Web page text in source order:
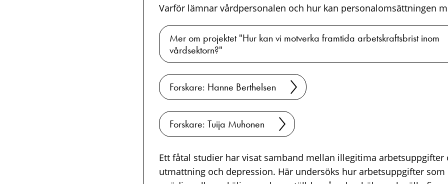
Varför lämnar vårdpersonalen och hur kan personalomsättningen
Mer om projektet "Hur kan vi motverka framtida arbetskraftsbrist inom
vårdsektorn?"
Forskare: Hanne Berthelsen
Forskare: Tuija Muhonen
Ett fåtal studier har visat samband mellan illegitima arbetsuppgifter
utmattning och depression. Här undersöks hur arbetsuppgifter som